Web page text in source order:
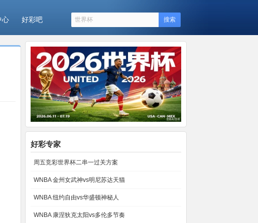
心 好彩吧 搜索
好彩专家
周五竞彩世界杯二串一过关方案
WNBA 金州女武神vs明尼苏达天猫
WNBA 纽约自由vs华盛顿神秘人
WNBA 康涅狄克太阳vs多伦多节奏